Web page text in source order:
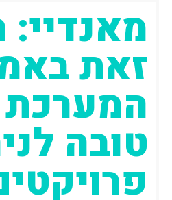
זאת
המערכת
טובה